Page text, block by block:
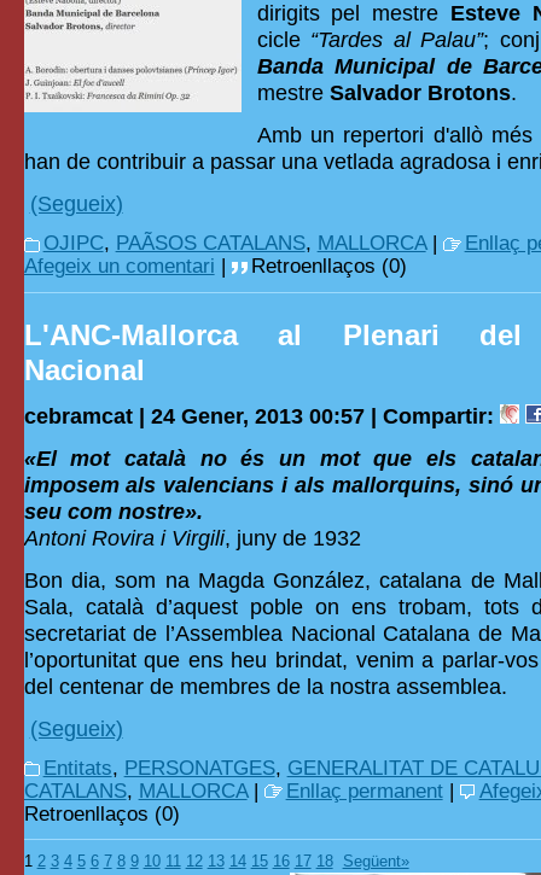
dirigits pel mestre Esteve
cicle “Tardes al Palau”;
Banda Municipal de
mestre Salvador Brotons.
Amb un repertori d'allò
han de contribuir a passar una vetlada agradosa i
(Segueix)
OJIPC, PAÃSOS CATALANS, MALLORCA|
Enllaç
Afegeix un comentari
Retroenllaços (0)
L'ANC-Mallorca al Plenari del
Nacional
cebramcat | 24 Gener, 2013 00:57 | Compartir:
«El mot català no és un mot que els
imposem als valencians i als mallorquins, sinó
seu com nostre».
Antoni Rovira i Virgili, juny de 1932
Bon dia, som na Magda González, catalana de
Sala, català d’aquest poble on ens trobam, tots
secretariat de l’Assemblea Nacional Catalana de
l’oportunitat que ens heu brindat, venim a parlar-
del centenar de membres de la nostra assemblea.
(Segueix)
Entitats, PERSONATGES, GENERALITAT DE
CATALANS, MALLORCA| Enllaç permanent|
Retroenllaços (0)
1 2 3 4 5 6 7 8 9 10 11 12 13 14 15 16 17 18
Següent»